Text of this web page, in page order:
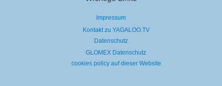
Impressum
Kontakt zu YAGALOO.TV
Datenschutz
GLOMEX Datenschutz
cookies policy auf dieser Website